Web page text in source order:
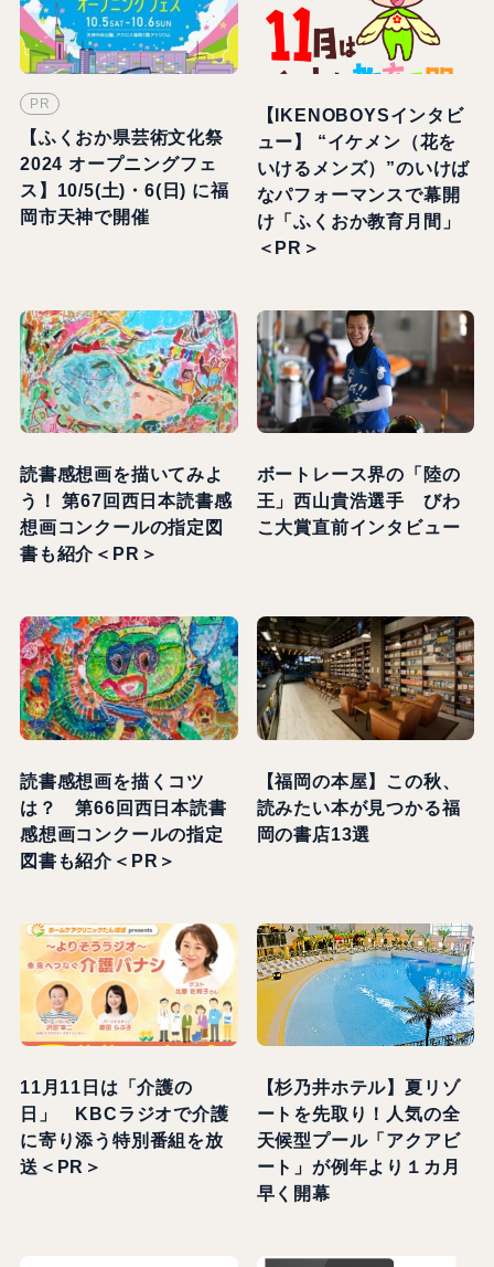
PR
【ふくおか県芸術文化祭
2024 オープニングフェ
ス】10/5(土)・6(日) に福
岡市天神で開催
【IKENOBOYSインタビ
ュー】 “イケメン（花を
いけるメンズ）”のいけば
なパフォーマンスで幕開
け「ふくおか教育月間」
＜PR＞
読書感想画を描いてみよ
う！ 第67回西日本読書感
想画コンクールの指定図
書も紹介＜PR＞
ボートレース界の「陸の
王」西山貴浩選手 びわ
こ大賞直前インタビュー
読書感想画を描くコツ
は？ 第66回西日本読書
感想画コンクールの指定
図書も紹介＜PR＞
【福岡の本屋】この秋、
読みたい本が見つかる福
岡の書店13選
11月11日は「介護の
日」 KBCラジオで介護
に寄り添う特別番組を放
送＜PR＞
【杉乃井ホテル】夏リゾ
ートを先取り！人気の全
天候型プール「アクアビ
ート」が例年より１カ月
早く開幕